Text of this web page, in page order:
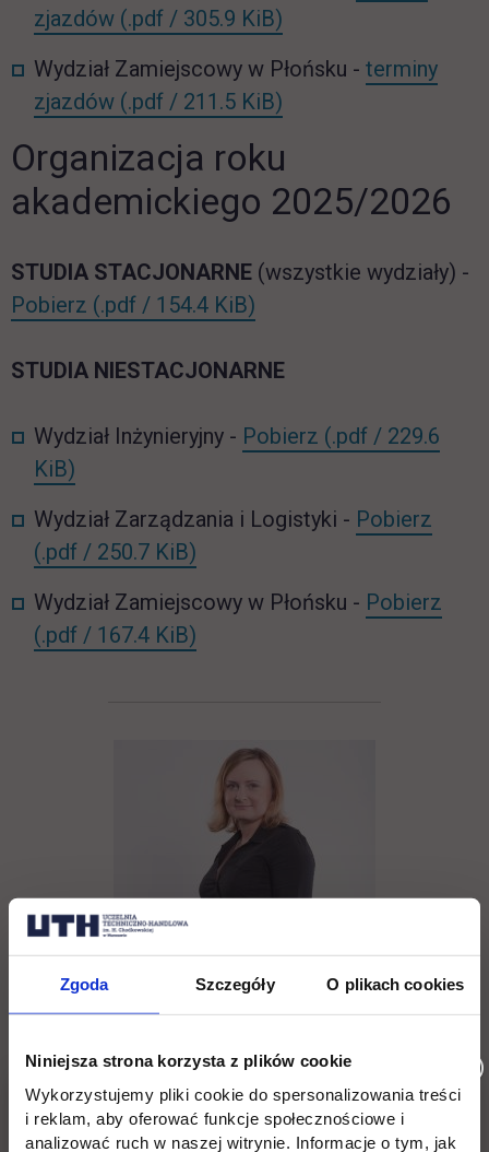
Zgoda Szczegóły O plikach cookies
Niniejsza strona korzysta z plików cookie
Wykorzystujemy pliki cookie do spersonalizowania treści
i reklam, aby oferować funkcje społecznościowe i
analizować ruch w naszej witrynie. Informacje o tym, jak
zjazdów (.pdf / 305.9 KiB)
Wydział Zamiejscowy w Płońsku - terminy
zjazdów (.pdf / 211.5 KiB)
Organizacja roku
akademickiego 2025/2026
STUDIA STACJONARNE (wszystkie wydziały) -
Pobierz ST_org_roku_2025_2026.pdf
(.pdf / 154.4 KiB)
STUDIA NIESTACJONARNE
Wydział Inżynieryjny - Pobierz (.pdf / 229.6
KiB)
Wydział Zarządzania i Logistyki - Pobierz
(.pdf / 250.7 KiB)
Wydział Zamiejscowy w Płońsku - Pobierz
(.pdf / 167.4 KiB)
tel. (22) 262 88 88,
rekrutacja@uth.edu.pl